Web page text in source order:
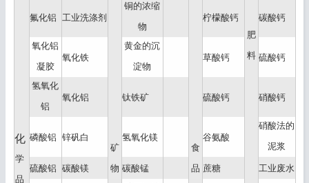
化
学
品
矿
物
食
品
肥
料
氟化铝 工业洗涤剂
铜的浓缩
物
柠檬酸钙 碳酸钙
氧化铝
凝胶
氧化铁
黄金的沉
淀物
草酸钙 硫酸钙
氢氧化
铝
氧化铝 钛铁矿 硫酸钙 硝酸钙
磷酸铝 锌矾白 氢氧化镁 谷氨酸
硝酸法的
泥浆
硫酸铝 碳酸镁 碳酸锰 蔗糖 工业废水